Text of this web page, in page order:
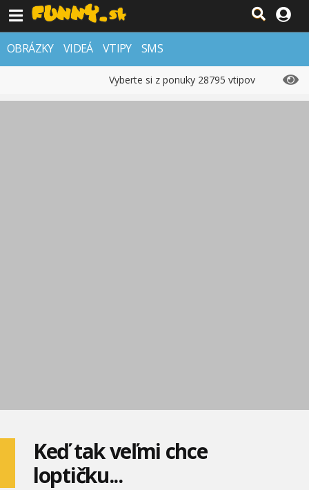
OBRÁZKY VIDEÁ VTIPY SMS
Vyberte si z ponuky 28795 vtipov
Keď tak veľmi chce
loptičku...